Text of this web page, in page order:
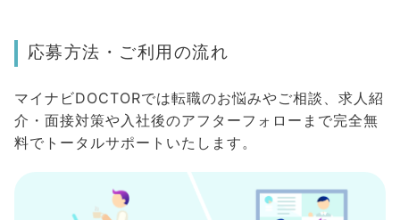
応募方法・ご利用の流れ
マイナビDOCTORでは転職のお悩みやご相談、求人紹
介・面接対策や入社後のアフターフォローまで完全無
料でトータルサポートいたします。